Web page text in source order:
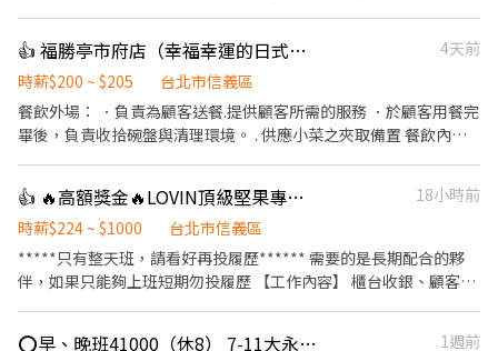
製作Pizza、炸物、便當及各式熟食 使用蒸烤箱製作餐點 餐點組裝
與出餐 🛍️ 食品部門 日本進口零食、泡麵、飲料、調味料、乳製品補
貨 商品陳列與整理 需搬運較重商品 🏪 店舖管理部門 收銀結帳 協助
自助結帳機 顧客服務與動線引導 店內清潔 試吃活動支援 - 💰 時薪：
名/電話/找威利 安排面試日系超市(美麗華) ⛔無抽成無費用✊其他職
缺也可詢問👌安心就業免煩惱
👍 福勝亭市府店（幸福幸運的日式豬排店）
4天前
時薪$200 ~ $205
台北市信義區
餐飲外場： ．負責為顧客送餐.提供顧客所需的服務 ．於顧客用餐完
畢後，負責收拾碗盤與清理環境。 . 供應小菜之夾取備置 餐飲內
需具備服務熱忱與責任感佳 #薪資轉帳需具備永豐銀行帳戶 #需要做
餐飲人員體檢 歡迎各位小夥伴一起加入這個大家庭！❤ 工作內容非
常簡單🍰 沒有經驗也沒關係👌 內場外場都會學到 不用緊張 大家同
事人都非常好都願意有耐心得教你們😚😚 一步一步慢慢學習肯定學
👍 🔥高額獎金🔥LOVIN頂級堅果專櫃銷售員
18小時前
時薪$224 ~ $1000
台北市信義區
*****只有整天班，請看好再投履歷****** 需要的是長期配合的夥
伴，如果只能夠上班短期勿投履歷 【工作內容】 櫃台收銀、顧客接
⭕早、晚班41000（休8） 7-11大永門市 另有大直/內湖/社子 可選 1週前